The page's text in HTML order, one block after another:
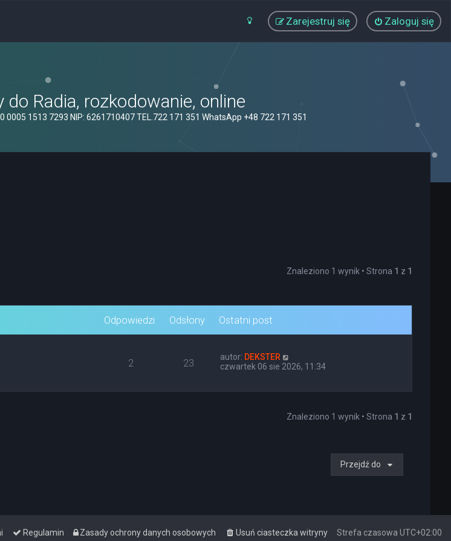
Zaloguj się
Zarejestruj się
do Radia, rozkodowanie, online
1513 7293 NIP: 6261710407 TEL.722 171 351 WhatsApp +48 722 171 351
Znaleziono 1 wynik • Strona 1 z 1
Odpowiedzi Odsłony Ostatni post
2 23 autor: DEKSTER
czwartek 06 sie 2026, 11:34
Znaleziono 1 wynik • Strona 1 z 1
Przejdź do
Strefa czasowa UTC+02:00
Usuń ciasteczka witryny
Zasady ochrony danych osobowych
Regulamin